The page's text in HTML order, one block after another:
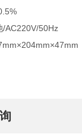
/AC220V/50Hz